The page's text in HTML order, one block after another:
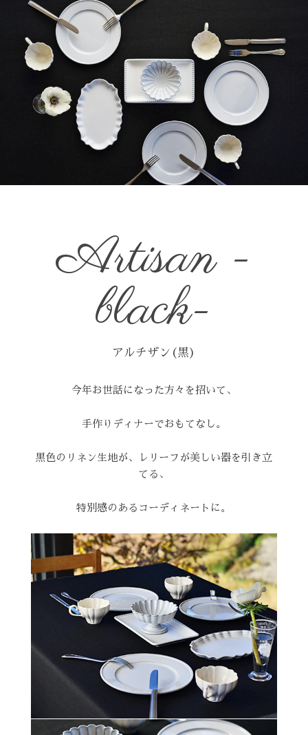
Artisan -
black-
アルチザン(黒)
今年お世話になった方々を招いて、
手作りディナーでおもてなし。
黒色のリネン生地が、レリーフが美しい器を引き立
てる、
特別感のあるコーディネートに。